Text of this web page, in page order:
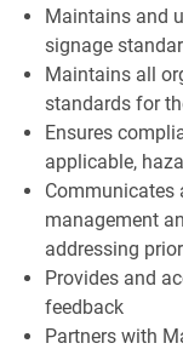
Maintains and
signage
Maintains all
standards for
Ensures
applicable,
Communicates
management
addressing
Provides and
feedback
Partners with